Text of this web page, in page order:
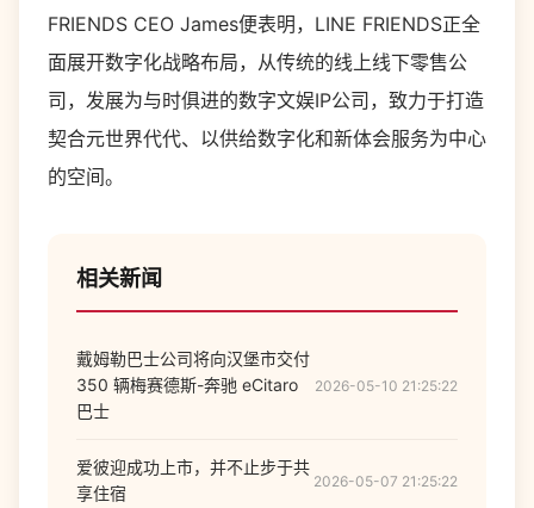
FRIENDS CEO James便表明，LINE FRIENDS正全
面展开数字化战略布局，从传统的线上线下零售公
司，发展为与时俱进的数字文娱IP公司，致力于打造
契合元世界代代、以供给数字化和新体会服务为中心
的空间。
相关新闻
戴姆勒巴士公司将向汉堡市交付
350 辆梅赛德斯-奔驰 eCitaro
巴士
2026-05-10 21:25:22
爱彼迎成功上市，并不止步于共
享住宿
2026-05-07 21:25:22